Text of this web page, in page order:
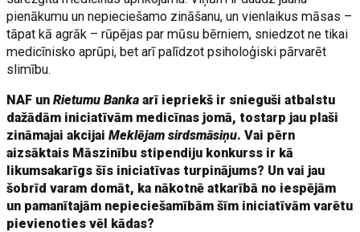
pienākumu un nepieciešamo zināšanu, un vienlaikus māsas –
tāpat kā agrāk – rūpējas par mūsu bērniem, sniedzot ne tikai
medicīnisko aprūpi, bet arī palīdzot psiholoģiski pārvarēt
slimību.
NAF unRietumu Banka arī iepriekš ir snieguši atbalstu
dažādām iniciatīvām medicīnas jomā, tostarp jau plaši
zināmajai akcijaiMeklējam sirdsmāsiņu. Vai pērn
aizsāktais Māszinību stipendiju konkurss ir kā
likumsakarīgs šīs iniciatīvas turpinājums? Un vai jau
šobrīd varam domāt, ka nākotnē atkarībā no iespējām
un pamanītajām nepieciešamībām šīm iniciatīvām varētu
pievienoties vēl kādas?